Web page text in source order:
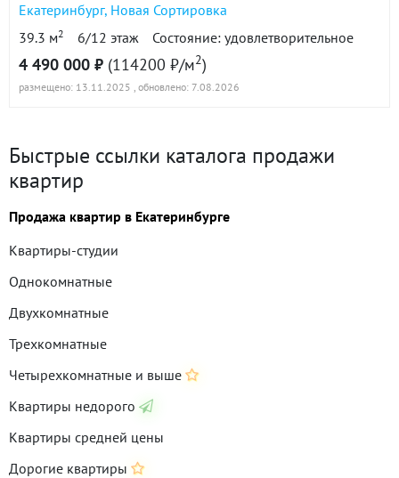
Екатеринбург, Новая Сортировка
39.3 м2 6/12 этаж Состояние: удовлетворительное
4 490 000 ₽ (114200 ₽/м2)
размещено: 13.11.2025 , обновлено: 7.08.2026
Быстрые ссылки каталога продажи
квартир
Продажа квартир в Екатеринбурге
Квартиры-студии
Однокомнатные
Двухкомнатные
Трехкомнатные
Четырехкомнатные и выше
Квартиры недорого
Квартиры средней цены
Дорогие квартиры